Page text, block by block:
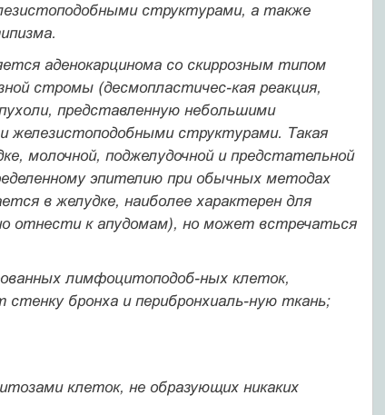
струк­турами, а также
аденокарци­нома со скиррозным типом
стромы (десмопластичес-кая реакция,
представленную небольшими
железистоподобными структурами. Та­кая
молочной, поджелу­дочной и предстательной
эпителию при обычных ме­тодах
в желудке, наиболее характерен для
отнести к апудомам), но может встречаться
лимфоцитоподоб-ных клеток,
бронха и перибронхиаль-ную ткань;
клеток, не образующих никаких